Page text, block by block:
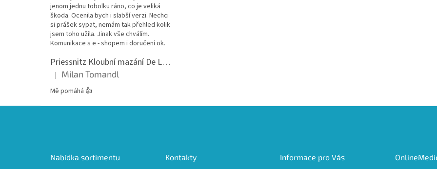
jenom jednu tobolku ráno, co je veliká
škoda. Ocenila bych i slabší verzi. Nechci
si prášek sypat, nemám tak přehled kolik
jsem toho užila. Jinak vše chválím.
Komunikace s e - shopem i doručení ok.
Priessnitz Kloubní mazání De Luxe, 200ml
Hodnocení produktu je 5 z 5 hvězdiček.
| Milan Tomandl
Mě pomáhá 👍
Nabídka sortimentu Kontakty Informace pro Vás